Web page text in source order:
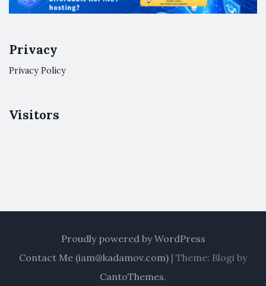
Privacy
Privacy Policy
Visitors
Proudly powered by WordPress
Contact Me (iam@kadamov.com) | Theme: Blogi by
CantoThemes.